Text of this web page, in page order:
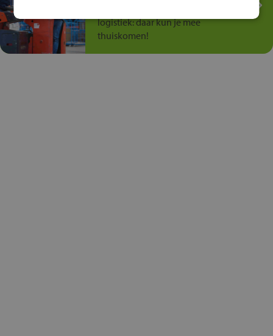
logistiek: daar kun je mee
thuiskomen!